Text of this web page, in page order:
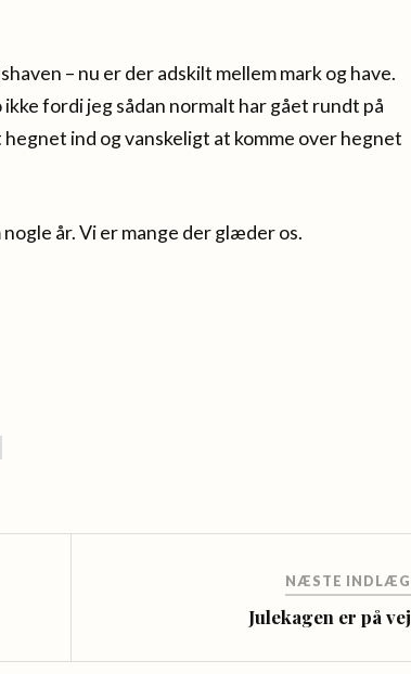
– nu er der adskilt mellem mark og have.
fordi jeg sådan normalt har gået rundt på
ind og vanskeligt at komme over hegnet
år. Vi er mange der glæder os.
NÆSTE INDLÆG
Julekagen er på vej